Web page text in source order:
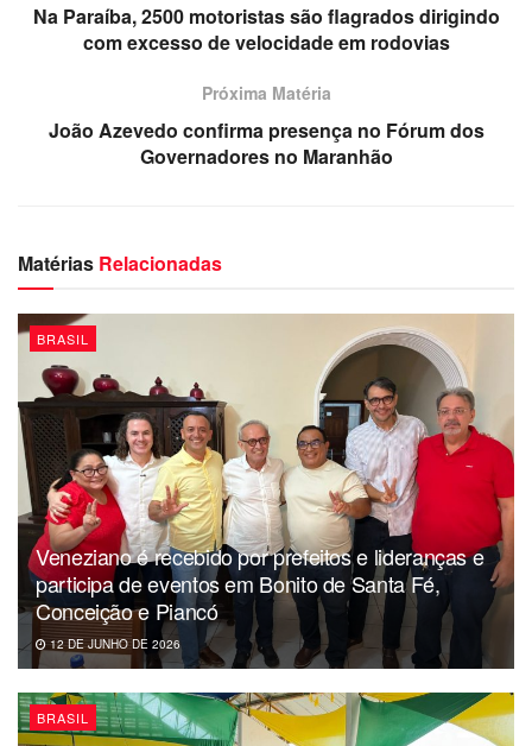
Na Paraíba, 2500 motoristas são flagrados dirigindo
com excesso de velocidade em rodovias
Próxima Matéria
João Azevedo confirma presença no Fórum dos
Governadores no Maranhão
Matérias Relacionadas
BRASIL
Veneziano é recebido por prefeitos e lideranças e
participa de eventos em Bonito de Santa Fé,
Conceição e Piancó
12 DE JUNHO DE 2026
BRASIL